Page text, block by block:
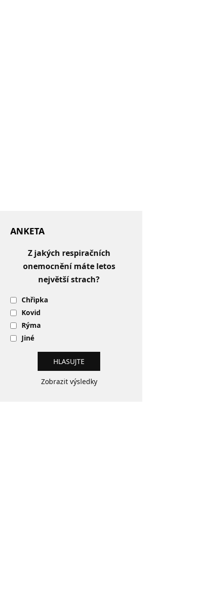
ANKETA
Z jakých respiračních
onemocnění máte letos
největší strach?
Chřipka
Kovid
Rýma
Jiné
Zobrazit výsledky